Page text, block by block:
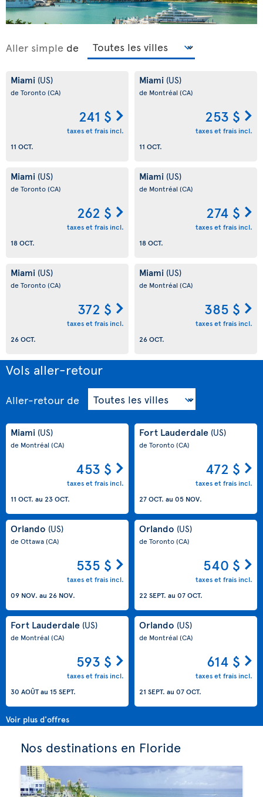
Aller simple de
Miami (US)
de Toronto(CA)
241 $
taxes et frais incl.
11 OCT.
Miami (US)
de Montréal (CA)
253 $
taxes et frais incl.
11 OCT.
Miami (US)
de Toronto(CA)
262 $
taxes et frais incl.
18 OCT.
Miami (US)
de Montréal (CA)
274 $
taxes et frais incl.
18 OCT.
Miami (US)
de Toronto(CA)
372 $
taxes et frais incl.
26 OCT.
Miami (US)
de Montréal (CA)
385 $
taxes et frais incl.
26 OCT.
Vols aller-retour
Aller-retour de
Miami (US)
de Montréal(CA)
453 $
taxes et frais incl.
11 OCT. au 23 OCT.
Fort Lauderdale (US)
de Toronto(CA)
472 $
taxes et frais incl.
27 OCT. au 05 NOV.
Orlando (US)
de Ottawa(CA)
535 $
taxes et frais incl.
09 NOV. au 26 NOV.
Orlando (US)
de Toronto(CA)
540 $
taxes et frais incl.
22 SEPT. au 07 OCT.
Fort Lauderdale (US)
de Montréal(CA)
593 $
taxes et frais incl.
30 AOÛTau 15 SEPT.
Orlando (US)
de Montréal(CA)
614 $
taxes et frais incl.
21 SEPT. au 07 OCT.
Voir plus d'offres
Nos destinations en Floride